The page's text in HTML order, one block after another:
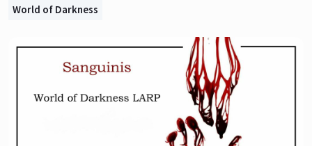
World of Darkness